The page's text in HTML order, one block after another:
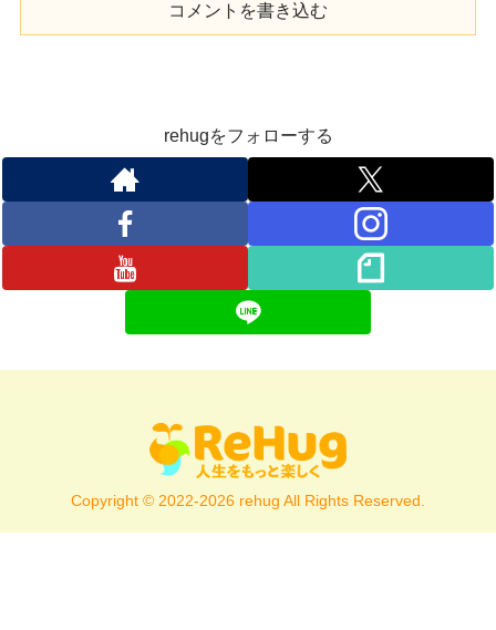
コメントを書き込む
rehugをフォローする
Copyright © 2022-2026 rehug All Rights Reserved.